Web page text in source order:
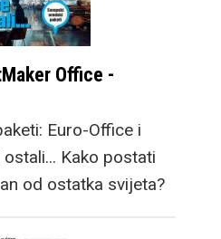
Office -
Euro-Office i
Kako postati
od ostatka svijeta?